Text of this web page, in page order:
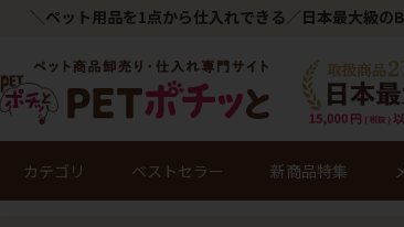
＼ペット用品を1点から仕入れできる／日本最大級
カテゴリ ベストセラー 新商品特集